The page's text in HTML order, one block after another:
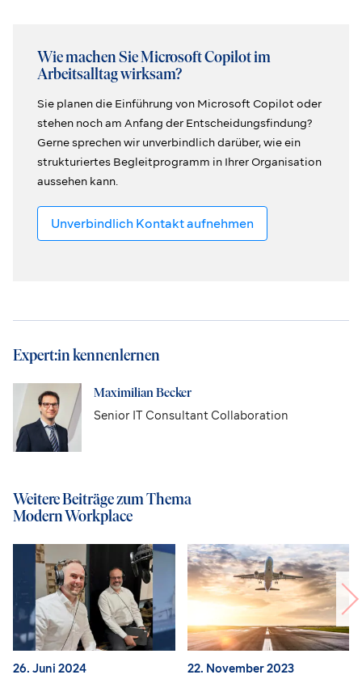
Wie machen Sie Microsoft Copilot im
Arbeitsalltag wirksam?
Sie planen die Einführung von Microsoft Copilot oder
stehen noch am Anfang der Entscheidungsfindung?
Gerne sprechen wir unverbindlich darüber, wie ein
strukturiertes Begleitprogramm in Ihrer Organisation
aussehen kann.
Unverbindlich Kontakt aufnehmen
Expert:in kennenlernen
Maximilian Becker
Senior IT Consultant Collaboration
Weitere Beiträge zum Thema
Modern Workplace
26. Juni 2024 22. November 2023